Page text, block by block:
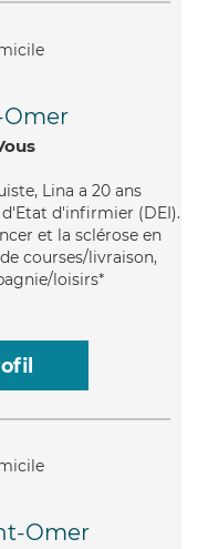
Lina a 20 ans
d'infirmier (DEI).
et la sclérose en
courses/livraison,
loisirs*
Omer